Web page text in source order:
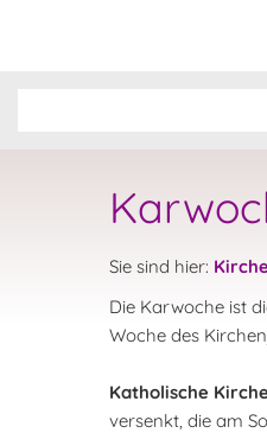
Sie sind hier:
Die Karwoche ist
Woche des
Katholische
versenkt, die am